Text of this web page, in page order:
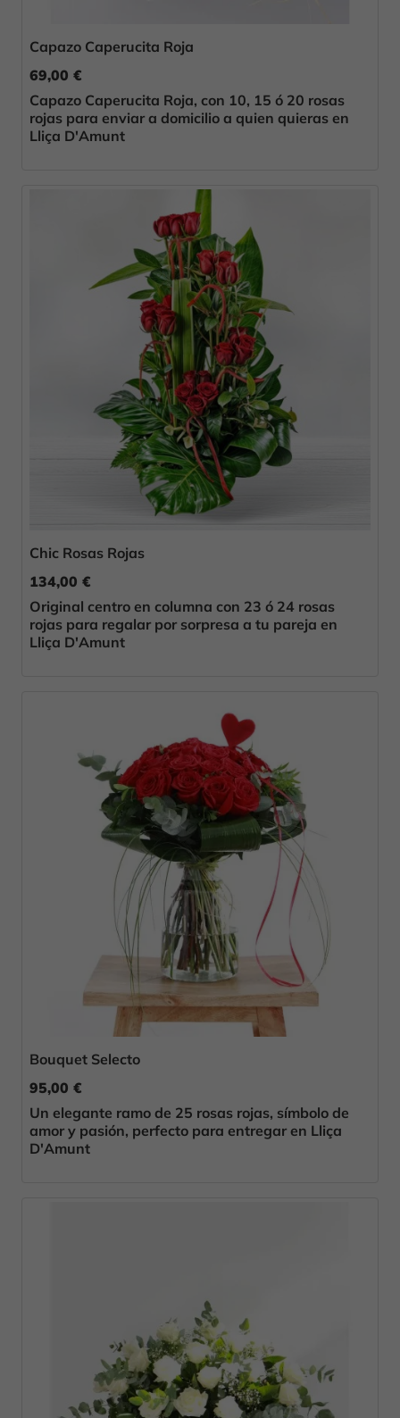
Capazo Caperucita Roja
69,00 €
Capazo Caperucita Roja, con 10, 15 ó 20 rosas
rojas para enviar a domicilio a quien quieras en
Lliça D'Amunt
Chic Rosas Rojas
134,00 €
Original centro en columna con 23 ó 24 rosas
rojas para regalar por sorpresa a tu pareja en
Lliça D'Amunt
Bouquet Selecto
95,00 €
Un elegante ramo de 25 rosas rojas, símbolo de
amor y pasión, perfecto para entregar en Lliça
D'Amunt